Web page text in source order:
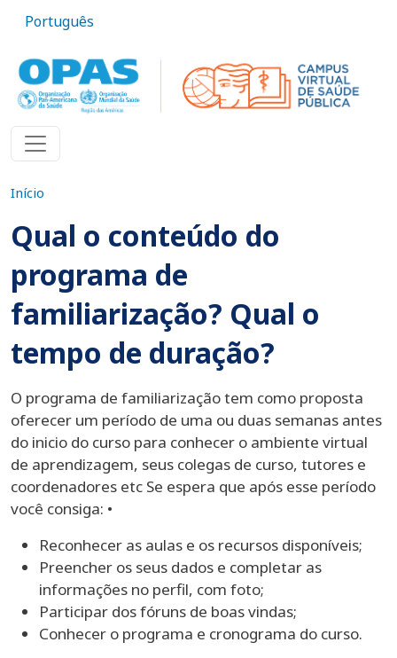
Português
Início
Qual o conteúdo do
programa de
familiarização? Qual o
tempo de duração?
O programa de familiarização tem como proposta
oferecer um período de uma ou duas semanas antes
do inicio do curso para conhecer o ambiente virtual
de aprendizagem, seus colegas de curso, tutores e
coordenadores etc Se espera que após esse período
você consiga: •
Reconhecer as aulas e os recursos disponíveis;
Preencher os seus dados e completar as
informações no perfil, com foto;
Participar dos fóruns de boas vindas;
Conhecer o programa e cronograma do curso.